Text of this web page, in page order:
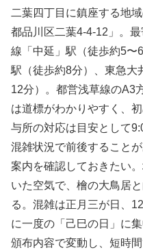
二葉四丁目に鎮座する地
都品川区二葉4-4-12」。
線「中延」駅（徒歩約5〜
駅（徒歩約8分）、東急大
12分）。都営浅草線のA3
は道標がわかりやすく、
与所の対応は目安として
混雑状況で前後すること
案内を確認しておきたい
いた空気で、檜の大鳥居
る。混雑は正月三が日、
に一度の「己巳の日」に
頒布内容で変動し、短時